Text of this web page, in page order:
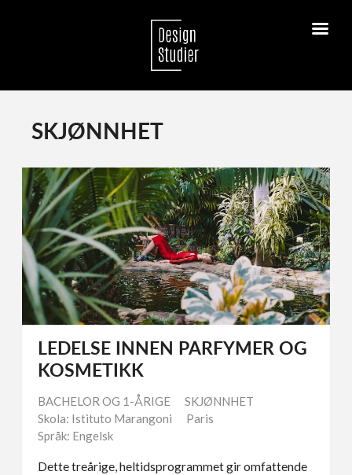
SKJØNNHET
LEDELSE INNEN PARFYMER OG
KOSMETIKK
BACHELOR OG 1-ÅRIGE
SKJØNNHET
Skola: Istituto Marangoni
Paris
Språk: Engelsk
Dette treårige, heltidsprogrammet gir omfattende